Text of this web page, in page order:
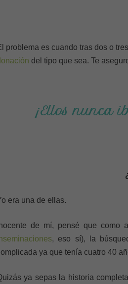
problema es cuando tras dos o
del tipo que sea. Te
¡Ellos nunca
era una de ellas.
de mí, pensé que
, eso sí), la
ya que tenía cuatro 40
ya sepas la historia